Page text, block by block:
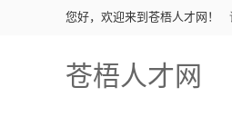
您好，欢迎来到苍梧人才网！
苍梧人才网